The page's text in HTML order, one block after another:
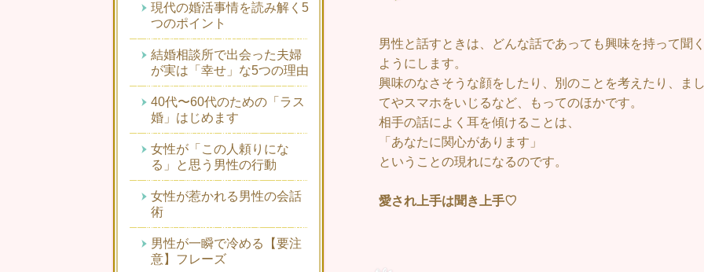
男性と話すときは、どんな話であっても興味を持って聞
ようにします。
興味のなさそうな顔をしたり、別のことを考えたり、ま
てやスマホをいじるなど、もってのほかです。
相手の話によく耳を傾けることは、
「あなたに関心があります」
ということの現れになるのです。
愛され上手は聞き上手♡
現代の婚活事情を読み解く5
つのポイント
結婚相談所で出会った夫婦
が実は「幸せ」な5つの理由
40代〜60代のための「ラス
婚」はじめます
女性が「この人頼りにな
る」と思う男性の行動
女性が惹かれる男性の会話
術
男性が一瞬で冷める【要注
意】フレーズ